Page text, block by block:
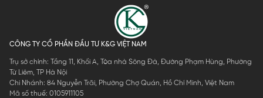
CÔNG TY CỔ PHẦN ĐẦU TƯ K&G VIỆT NAM
Trụ sở chính: Tầng 11, Khối A, Tòa nhà Sông Đà, Đường Phạm Hùng, Phường
Từ Liêm, TP Hà Nội
Chi Nhánh: 84 Nguyễn Trãi, Phường Chợ Quán, Hồ Chí Minh, Việt Nam
Mã số thuế: 0105911105